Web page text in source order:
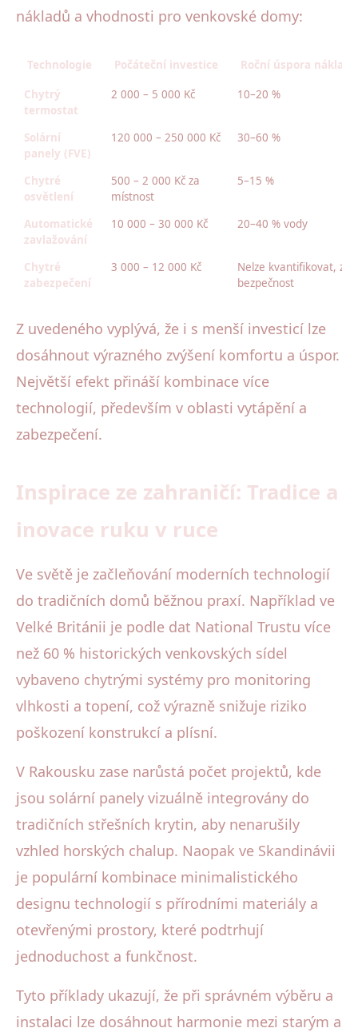
nákladů a vhodnosti pro venkovské domy:
Technologie Počáteční investice Roční úspora
Chytrý
termostat
2 000 – 5 000 Kč 10–20 %
Solární
panely (FVE)
120 000 – 250 000 Kč 30–60 %
Chytré
osvětlení
500 – 2 000 Kč za
místnost
5–15 %
Automatické
zavlažování
10 000 – 30 000 Kč 20–40 % vody
Chytré
zabezpečení
3 000 – 12 000 Kč
Nelze kvantifikovat,
bezpečnost
Z uvedeného vyplývá, že i s menší investicí lze
dosáhnout výrazného zvýšení komfortu a úspor.
Největší efekt přináší kombinace více
technologií, především v oblasti vytápění a
zabezpečení.
Inspirace ze zahraničí: Tradice a
inovace ruku v ruce
Ve světě je začleňování moderních technologií
do tradičních domů běžnou praxí. Například ve
Velké Británii je podle dat National Trustu více
než 60 % historických venkovských sídel
vybaveno chytrými systémy pro monitoring
vlhkosti a topení, což výrazně snižuje riziko
poškození konstrukcí a plísní.
V Rakousku zase narůstá počet projektů, kde
jsou solární panely vizuálně integrovány do
tradičních střešních krytin, aby nenarušily
vzhled horských chalup. Naopak ve Skandinávii
je populární kombinace minimalistického
designu technologií s přírodními materiály a
otevřenými prostory, které podtrhují
jednoduchost a funkčnost.
Tyto příklady ukazují, že při správném výběru a
instalaci lze dosáhnout harmonie mezi starým a